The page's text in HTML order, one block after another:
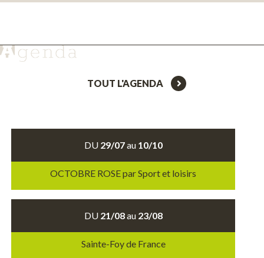
TOUT L'AGENDA
DU 29/07au 10/10
OCTOBRE ROSE par Sport et loisirs
DU 21/08au 23/08
Sainte-Foy de France